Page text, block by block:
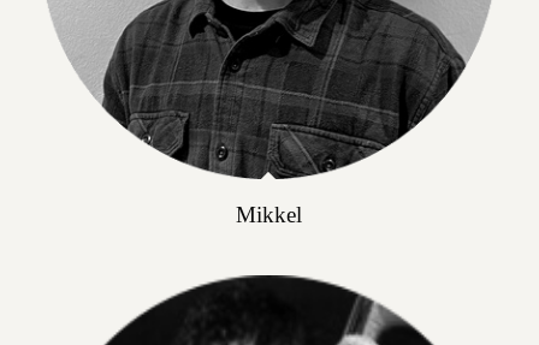
Mikkel